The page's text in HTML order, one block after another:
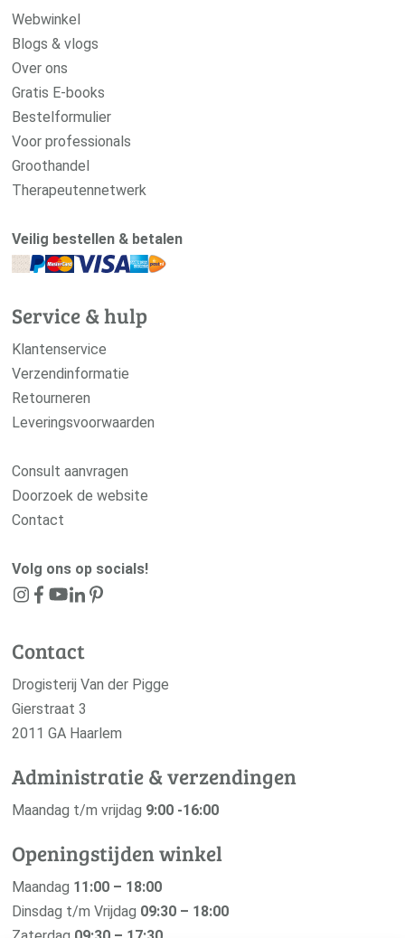
Webwinkel
Blogs & vlogs
Over ons
Gratis E-books
Bestelformulier
Voor professionals
Groothandel
Therapeutennetwerk
Veilig bestellen & betalen
Service & hulp
Klantenservice
Verzendinformatie
Retourneren
Leveringsvoorwaarden
Consult aanvragen
Doorzoek de website
Contact
Volg ons op socials!
Contact
Drogisterij Van der Pigge
Gierstraat 3
2011 GA Haarlem
Administratie & verzendingen
Maandag t/m vrijdag 9:00 -16:00
Openingstijden winkel
Maandag 11:00 – 18:00
Dinsdag t/m Vrijdag 09:30 – 18:00